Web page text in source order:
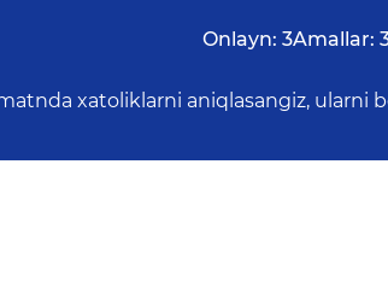
Onlayn: 3Amallar:
xatoliklarni aniqlasangiz,